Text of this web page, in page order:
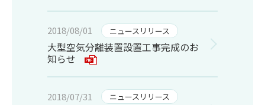
2018/08/01 ニュースリリース
大型空気分離装置設置工事完成のお
知らせ
2018/07/31 ニュースリリース